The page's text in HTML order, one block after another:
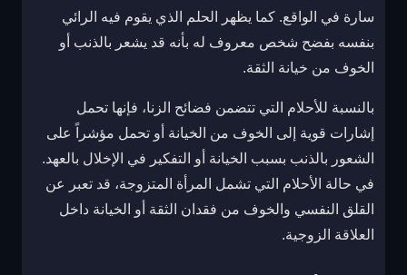
سارة في الواقع. كما يظهر الحلم الذي يقوم فيه الرائي
بنفسه بفضح شخص معروف له بأنه قد يشعر بالذنب أو
الخوف من خيانة الثقة.
بالنسبة للأحلام التي تتضمن فضائح الزنا، فإنها تحمل
إشارات قوية إلى الخوف من الخيانة أو تحمل مؤشراً على
الشعور بالذنب بسبب الخيانة أو التفكير في الإخلال بالعهد.
في حالة الأحلام التي تشمل المرأة المتزوجة، قد تعبر عن
القلق النفسي والخوف من فقدان الثقة أو الخيانة داخل
العلاقة الزوجية.